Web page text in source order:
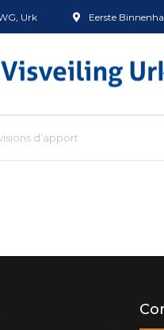
Urk Eerste
d’apport